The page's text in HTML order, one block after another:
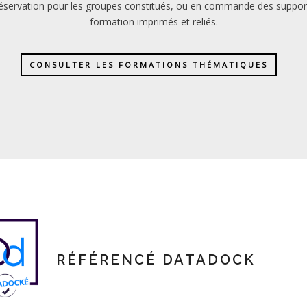
pour les groupes constitués, ou en commande des
formation imprimés et reliés.
CONSULTER LES FORMATIONS THÉMATIQUES
RÉFÉRENCÉ DATADOCK